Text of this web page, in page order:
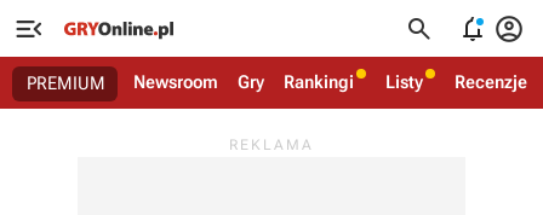
   
PREMIUM Newsroom Gry Rankingi Listy Recenzje